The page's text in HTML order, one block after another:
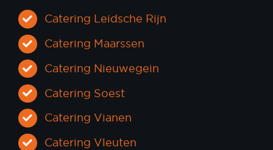
Catering Leidsche Rijn
Catering Maarssen
Catering Nieuwegein
Catering Soest
Catering Vianen
Catering Vleuten